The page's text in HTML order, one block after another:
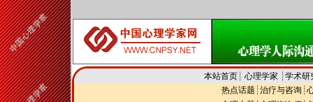
本站首页┊ 心理学家 ┊ 学术研
热点话题 ┊ 治疗与咨询 ┊